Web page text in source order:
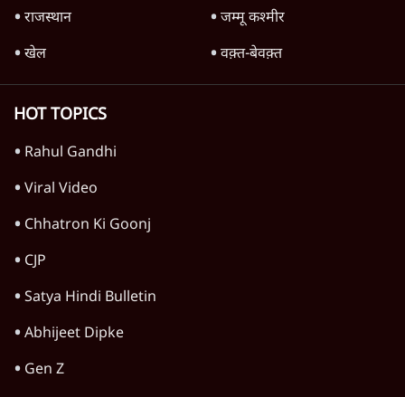
राजस्थान
जम्मू कश्मीर
खेल
वक़्त-बेवक़्त
HOT TOPICS
Rahul Gandhi
Viral Video
Chhatron Ki Goonj
CJP
Satya Hindi Bulletin
Abhijeet Dipke
Gen Z